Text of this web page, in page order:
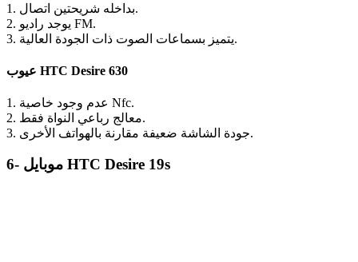
1. بداخله شريحتين اتصال.
2. يوجد راديو FM.
3. يتميز بسماعات الصوت ذات الجودة العالية.
عيوب HTC Desire 630
1. عدم وجود خاصية Nfc.
2. معالج رباعي النواة فقط.
3. جودة الشاشة ضعيفة مقارنة بالهواتف الأخرى.
6- موبايل HTC Desire 19s